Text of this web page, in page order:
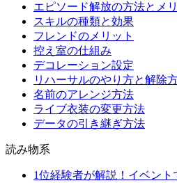
エピソード解放の方法とメ
スキルの種類と効果
フレンドのメリット
控え室の仕組み
デコレーション設定
リハーサルのやり方と解除
名前のアレンジ方法
ライブ衣装の変更方法
データの引き継ぎ方法
読み物系
1位経験者が解説！イベント